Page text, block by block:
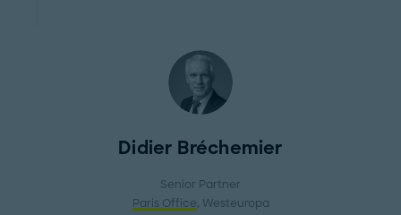
Didier Bréchemier
Senior Partner
Paris Office, Westeuropa